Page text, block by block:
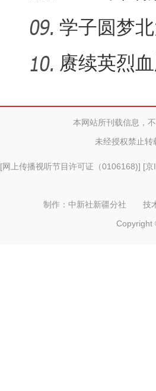
学子圆梦
赓续英烈
本网站所刊载信息，
未经授权禁止
[网上传播视听节目许可证（0106168)] [京
制作：中新社新疆分社 技
Copyright